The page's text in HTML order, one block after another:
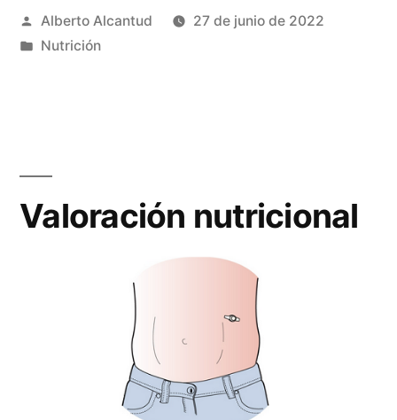
Publicado
por
Alberto Alcantud
27 de junio de 2022
Publicado
Nutrición
Valoración nutricional